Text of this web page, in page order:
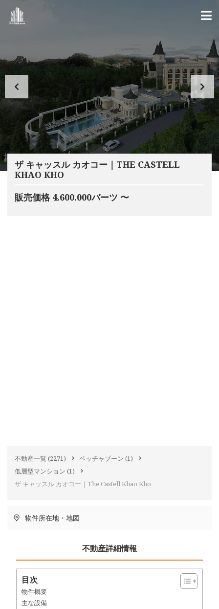
ザ キャッスル カオコー｜THE CASTELL
KHAO KHO
販売価格 4.600.000バーツ 〜
不動産一覧 (2271) ペッチャブーン (1)
低層型マンション (1)
ザ キャッスル カオコー｜The Castell Khao Kho
物件所在地・地図
不動産詳細情報
目次
物件概要
主な設備